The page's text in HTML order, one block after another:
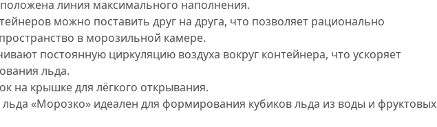
линия максимального наполнения.
можно поставить друг на друга, что позволяет рационально
в морозильной камере.
постоянную циркуляцию воздуха вокруг контейнера, что ускоряет
льда.
на крышке для лёгкого открывания.
«Морозко» идеален для формирования кубиков льда из воды и фруктовых